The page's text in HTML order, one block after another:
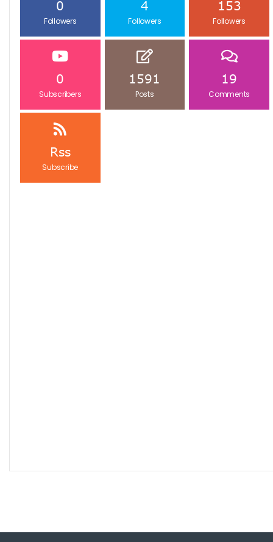
0
Followers
4
Followers
153
Followers
0
Subscribers
1591
Posts
19
Comments
Rss
Subscribe